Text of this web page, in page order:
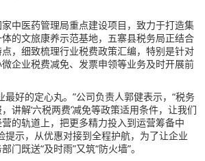
中医药管理局重点建设项目，致力于打造集
的文旅康养示范基地，五寨县税务局正结合
，细致梳理行业税费政策汇编，特别是针对
企业税费减免、发票申领等业务及时开展前
最好的定心丸。”公司负责人郭健表示，“税务
讲解‘六税两费’减免等政策适用条件，让我们
的轨道上，把更多精力投入到运营筹备中
提示，从优惠对接到全程护航，为了让企业
门既送“及时雨”又筑“防火墙”。